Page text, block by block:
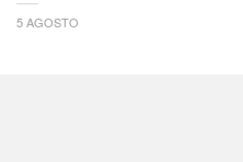
5 AGOSTO